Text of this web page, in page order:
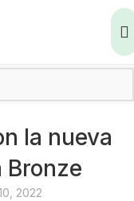
la nueva
Bronze
2022